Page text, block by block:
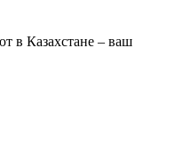
в Казахстане – ваш